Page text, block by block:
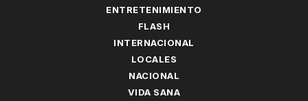
ENTRETENIMIENTO
FLASH
INTERNACIONAL
LOCALES
NACIONAL
VIDA SANA